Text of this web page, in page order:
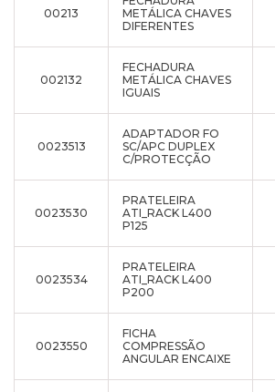
00213
METÁLICA CHAVES
DIFERENTES
002132
FECHADURA
METÁLICA CHAVES
IGUAIS
0023513
ADAPTADOR FO
SC/APC DUPLEX
C/PROTECÇÃO
0023530
PRATELEIRA
ATI_RACK L400
P125
0023534
PRATELEIRA
ATI_RACK L400
P200
0023550
FICHA
COMPRESSÃO
ANGULAR ENCAIXE